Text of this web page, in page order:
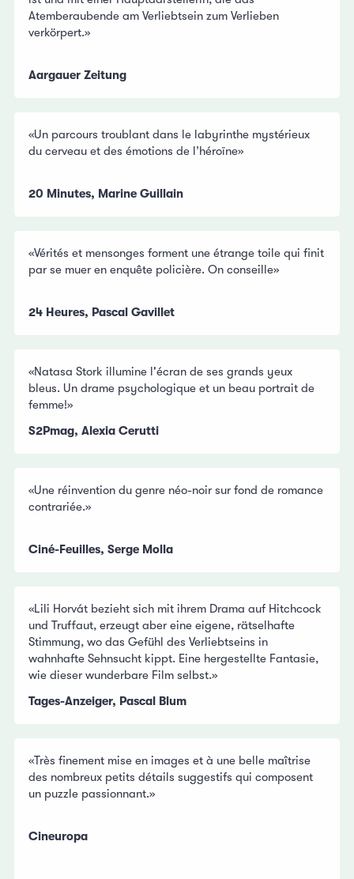
Atemberaubende am Verliebtsein zum Verlieben
verkörpert.»
Aargauer Zeitung
«Un parcours troublant dans le labyrinthe mystérieux
du cerveau et des émotions de l’héroïne»
20 Minutes, Marine Guillain
«Vérités et mensonges forment une étrange toile qui finit
par se muer en enquête policière. On conseille»
24 Heures, Pascal Gavillet
«Natasa Stork illumine l'écran de ses grands yeux
bleus. Un drame psychologique et un beau portrait de
femme!»
S2Pmag, Alexia Cerutti
«Une réinvention du genre néo-noir sur fond de romance
contrariée.»
Ciné-Feuilles, Serge Molla
«Lili Horvát bezieht sich mit ihrem Drama auf Hitchcock
und Truffaut, erzeugt aber eine eigene, rätselhafte
Stimmung, wo das Gefühl des Verliebtseins in
wahnhafte Sehnsucht kippt. Eine hergestellte Fantasie,
wie dieser wunderbare Film selbst.»
Tages-Anzeiger, Pascal Blum
«Très finement mise en images et à une belle maîtrise
des nombreux petits détails suggestifs qui composent
un puzzle passionnant.»
Cineuropa